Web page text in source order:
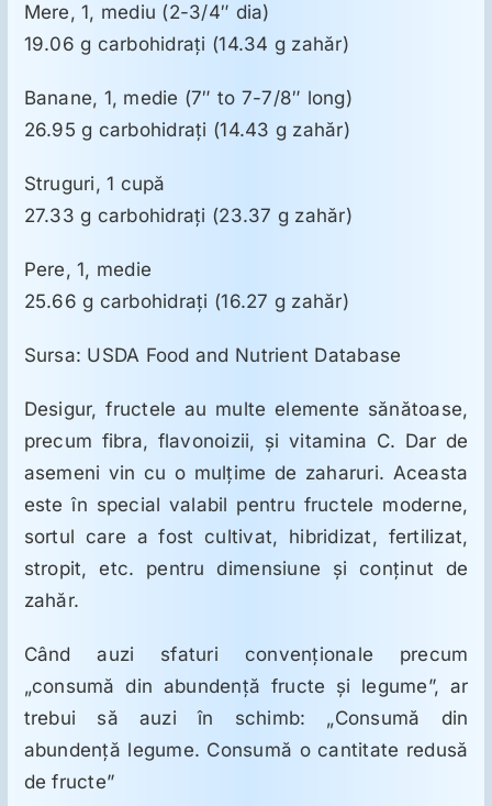
Mere, 1, mediu (2-3/4″ dia)
19.06 g carbohidraţi (14.34 g zahăr)
Banane, 1, medie (7″ to 7-7/8″ long)
26.95 g carbohidraţi (14.43 g zahăr)
Struguri, 1 cupă
27.33 g carbohidraţi (23.37 g zahăr)
Pere, 1, medie
25.66 g carbohidraţi (16.27 g zahăr)
Sursa: USDA Food and Nutrient Database
Desigur, fructele au multe elemente sănătoase,
precum fibra, flavonoizii, şi vitamina C. Dar de
asemeni vin cu o mulţime de zaharuri. Aceasta
este în special valabil pentru fructele moderne,
sortul care a fost cultivat, hibridizat, fertilizat,
stropit, etc. pentru dimensiune şi conţinut de
zahăr.
Când auzi sfaturi convenţionale precum
„consumă din abundenţă fructe şi legume”, ar
trebui să auzi în schimb: „Consumă din
abundenţă legume. Consumă o cantitate redusă
de fructe”